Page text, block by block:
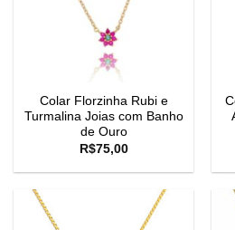
Colar Florzinha Rubi e
Turmalina Joias com Banho
de Ouro
R$75,00